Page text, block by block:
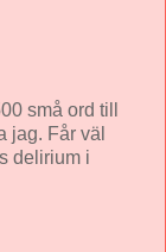
små ord till
jag. Får väl
delirium i